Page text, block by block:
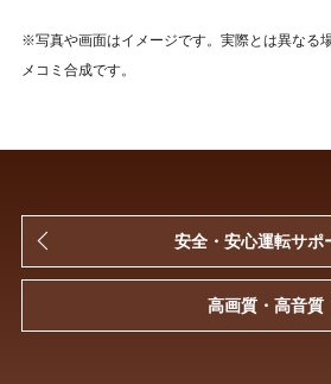
※写真や画面はイメージです。実際とは異なる
メコミ合成です。
安全・安心運転サポ
高画質・高音質